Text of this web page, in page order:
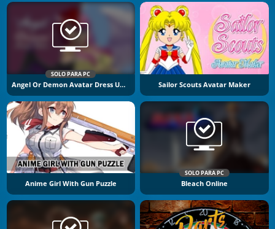
SOLO PARA PC
Angel Or Demon Avatar Dress Up Game Sailor Scouts Avatar Maker
Anime Girl With Gun Puzzle
SOLO PARA PC
Bleach Online